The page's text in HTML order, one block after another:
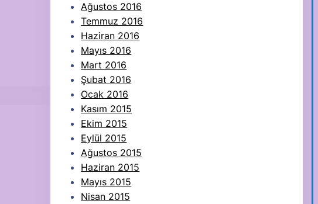
Ağustos 2016
Temmuz 2016
Haziran 2016
Mayıs 2016
Mart 2016
Şubat 2016
Ocak 2016
Kasım 2015
Ekim 2015
Eylül 2015
Ağustos 2015
Haziran 2015
Mayıs 2015
Nisan 2015